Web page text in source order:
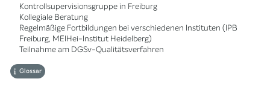
Kontrollsupervisionsgruppe in Freiburg
Kollegiale Beratung
Regelmäßige Fortbildungen bei verschiedenen Instituten (IPB
Freiburg, MEIHei-Institut Heidelberg)
Teilnahme am DGSv-Qualitätsverfahren
Glossar